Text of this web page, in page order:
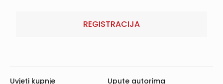
REGISTRACIJA
Uvjeti kupnje Upute autorima